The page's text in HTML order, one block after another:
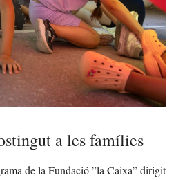
a les famílies
de la Fundació ”la Caixa” dirigit